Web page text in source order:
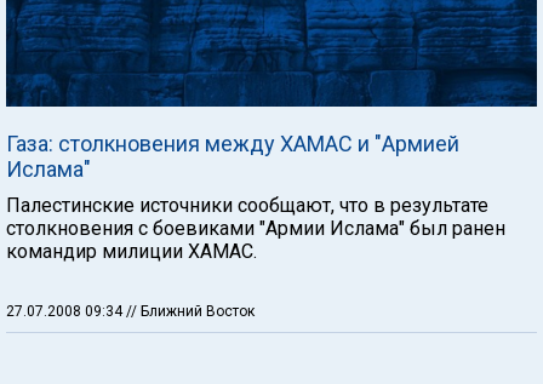
Газа: столкновения между ХАМАС и "Армией
Ислама"
Палестинские источники сообщают, что в результате
столкновения с боевиками "Армии Ислама" был ранен
командир милиции ХАМАС.
27.07.2008 09:34 // Ближний Восток